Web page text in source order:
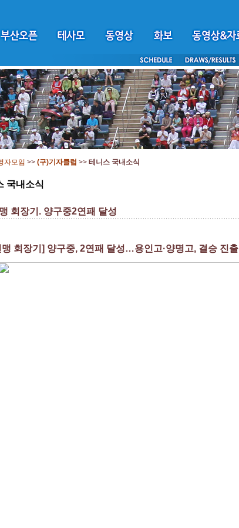
자모임 >> (구)기자클럽 >> 테니스 국내소식
국내소식
회장기. 양구중2연패 달성
맹 회장기] 양구중, 2연패 달성…용인고·양명고, 결승 진출